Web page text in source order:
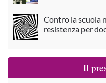
Contro la scuola
resistenza per
Il